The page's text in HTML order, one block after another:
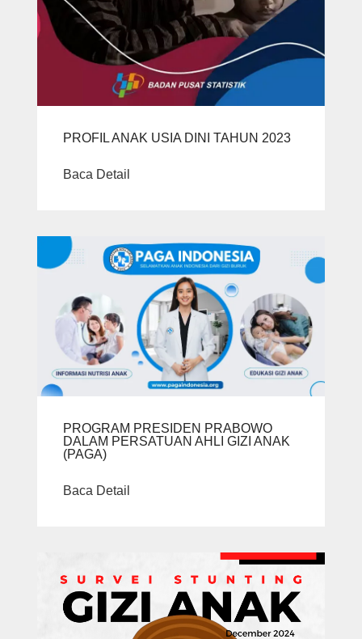
PROFIL ANAK USIA DINI TAHUN 2023
Baca Detail
PROGRAM PRESIDEN PRABOWO
DALAM PERSATUAN AHLI GIZI ANAK
(PAGA)
Baca Detail